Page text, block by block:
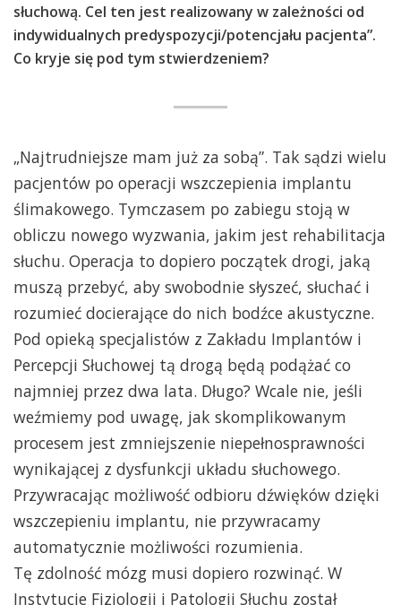
słuchową. Cel ten jest realizowany w zależności od
indywidualnych predyspozycji/potencjału pacjenta”.
Co kryje się pod tym stwierdzeniem?
„Najtrudniejsze mam już za sobą”. Tak sądzi wielu
pacjentów po operacji wszczepienia implantu
ślimakowego. Tymczasem po zabiegu stoją w
obliczu nowego wyzwania, jakim jest rehabilitacja
słuchu. Operacja to dopiero początek drogi, jaką
muszą przebyć, aby swobodnie słyszeć, słuchać i
rozumieć docierające do nich bodźce akustyczne.
Pod opieką specjalistów z Zakładu Implantów i
Percepcji Słuchowej tą drogą będą podążać co
najmniej przez dwa lata. Długo? Wcale nie, jeśli
weźmiemy pod uwagę, jak skomplikowanym
procesem jest zmniejszenie niepełnosprawności
wynikającej z dysfunkcji układu słuchowego.
Przywracając możliwość odbioru dźwięków dzięki
wszczepieniu implantu, nie przywracamy
automatycznie możliwości rozumienia.
Tę zdolność mózg musi dopiero rozwinąć. W
Instytucie Fizjologii i Patologii Słuchu został